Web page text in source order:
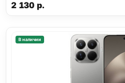
2 130 р.
В наличии